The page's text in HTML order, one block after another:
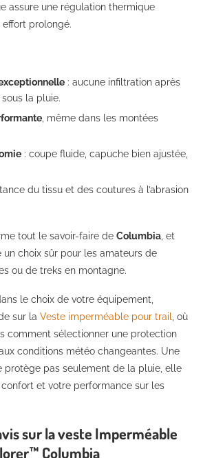
assure une régulation thermique
effort prolongé.
: aucune infiltration après
la pluie.
, même dans les montées
: coupe fluide, capuche bien ajustée,
du tissu et des coutures à l’abrasion
tout le savoir-faire de Columbia, et
un choix sûr pour les amateurs de
ou de treks en montagne.
le choix de votre équipement,
sur la Veste imperméable pour trail, où
comment sélectionner une protection
conditions météo changeantes. Une
protège pas seulement de la pluie, elle
et votre performance sur les
sur la veste Imperméable
Columbia